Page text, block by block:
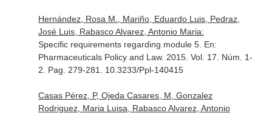
Hernández, Rosa M., Mariño, Eduardo Luis, Pedraz,
José Luis, Rabasco Alvarez, Antonio Maria:
Specific requirements regarding module 5. En:
Pharmaceuticals Policy and Law. 2015. Vol. 17. Núm. 1-
2. Pag. 279-281. 10.3233/Ppl-140415
Casas Pérez, P, Ojeda Casares, M, Gonzalez
Rodriguez, Maria Luisa, Rabasco Alvarez, Antonio